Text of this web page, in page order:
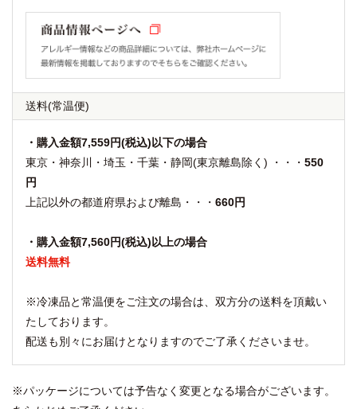
送料(常温便)
・購入金額7,559円(税込)以下の場合
東京・神奈川・埼玉・千葉・静岡(東京離島除く) ・・・ 550
円
上記以外の都道府県および離島・・・ 660円
・購入金額7,560円(税込)以上の場合
送料無料
※冷凍品と常温便をご注文の場合は、双方分の送料を頂戴い
たしております。
配送も別々にお届けとなりますのでご了承くださいませ。
※パッケージについては予告なく変更となる場合がございます。